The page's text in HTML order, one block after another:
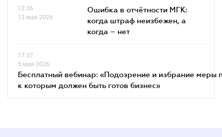
12.36
13 мая 2026
Ошибка в отчётности МГК:
когда штраф неизбежен, а
когда – нет
17.37
5 мая 2026
Бесплатный вебинар: «Подозрение и избрание меры
к которым должен быть готов бизнес»